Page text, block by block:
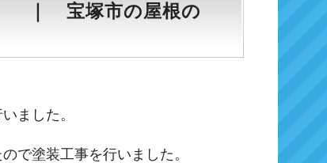
｜ 宝塚市の屋根の
ました。
で塗装工事を行いました。